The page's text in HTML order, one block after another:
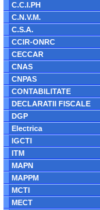
C.C.I.PH
C.N.V.M.
C.S.A.
CCIR-ONRC
CECCAR
CNAS
CNPAS
CONTABILITATE
DECLARATII FISCALE
DGP
Electrica
IGCTI
ITM
MAPN
MAPPM
MCTI
MECT